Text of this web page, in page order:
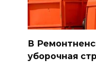
В
уборочная